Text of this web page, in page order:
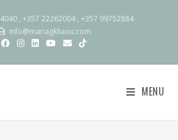
, +357 22262004, +357 99752884
info@mariagkliaou.com
MENU